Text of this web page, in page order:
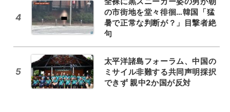
4
の市街地を堂々徘徊…韓国「猛
暑で正常な判断が？」目撃者絶
句
5
太平洋諸島フォーラム、中国の
ミサイル非難する共同声明採択
できず 親中2か国が反対